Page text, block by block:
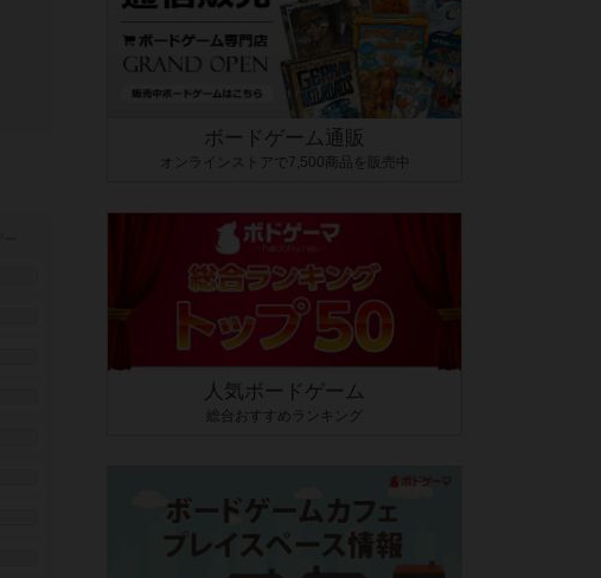
ボードゲーム通販
オンラインストアで7,500商品を販売中
人気ボードゲーム
総合おすすめランキング